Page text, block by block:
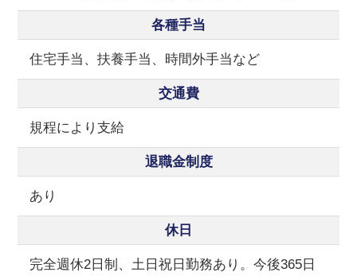
各種手当
住宅手当、扶養手当、時間外手当など
交通費
規程により支給
退職金制度
あり
休日
完全週休2日制、土日祝日勤務あり。今後365日